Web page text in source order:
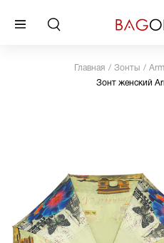
Главная Зонты
Зонт женский